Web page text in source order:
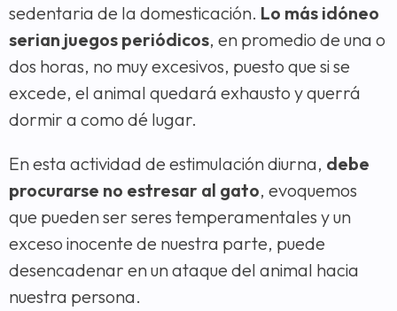
sedentaria de la domesticación. Lo más idóneo
serian juegos periódicos, en promedio de una o
dos horas, no muy excesivos, puesto que si se
excede, el animal quedará exhausto y querrá
dormir a como dé lugar.
En esta actividad de estimulación diurna, debe
procurarse no estresar al gato, evoquemos
que pueden ser seres temperamentales y un
exceso inocente de nuestra parte, puede
desencadenar en un ataque del animal hacia
nuestra persona.